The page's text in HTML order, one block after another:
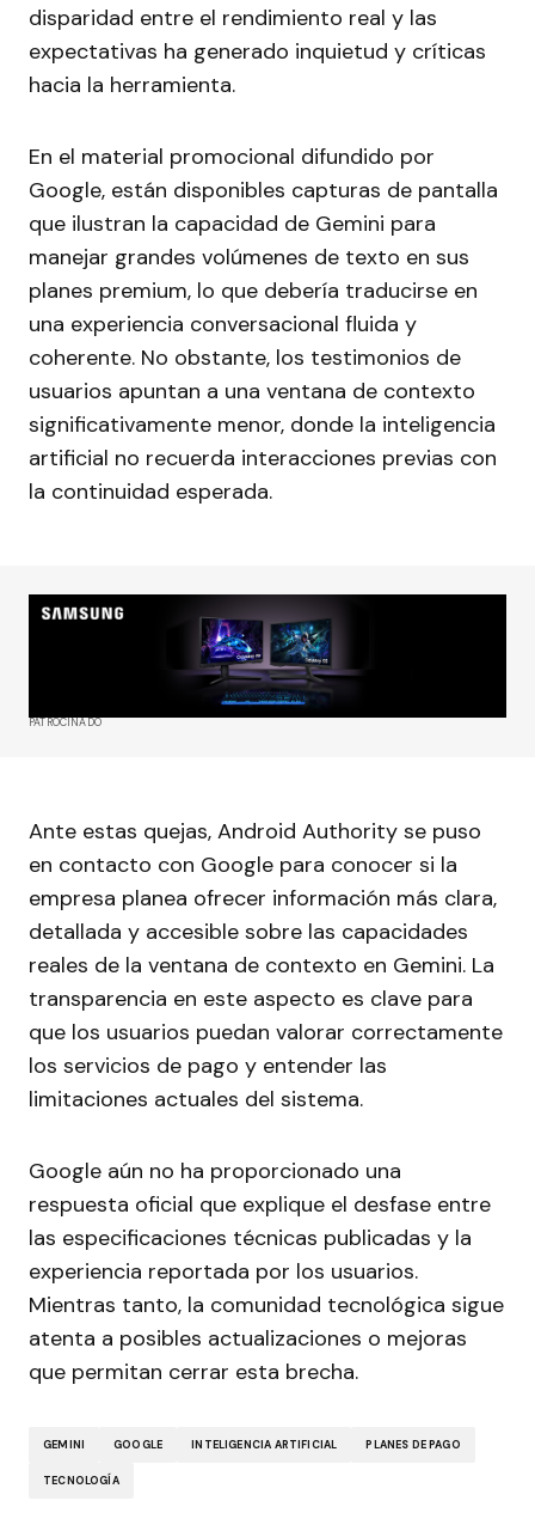
disparidad entre el rendimiento real y las
expectativas ha generado inquietud y críticas
hacia la herramienta.
En el material promocional difundido por
Google, están disponibles capturas de pantalla
que ilustran la capacidad de Gemini para
manejar grandes volúmenes de texto en sus
planes premium, lo que debería traducirse en
una experiencia conversacional fluida y
coherente. No obstante, los testimonios de
usuarios apuntan a una ventana de contexto
significativamente menor, donde la inteligencia
artificial no recuerda interacciones previas con
la continuidad esperada.
PATROCINADO
Ante estas quejas, Android Authority se puso
en contacto con Google para conocer si la
empresa planea ofrecer información más clara,
detallada y accesible sobre las capacidades
reales de la ventana de contexto en Gemini. La
transparencia en este aspecto es clave para
que los usuarios puedan valorar correctamente
los servicios de pago y entender las
limitaciones actuales del sistema.
Google aún no ha proporcionado una
respuesta oficial que explique el desfase entre
las especificaciones técnicas publicadas y la
experiencia reportada por los usuarios.
Mientras tanto, la comunidad tecnológica sigue
atenta a posibles actualizaciones o mejoras
que permitan cerrar esta brecha.
GEMINI GOOGLE INTELIGENCIA ARTIFICIAL PLANES DE PAGO
TECNOLOGÍA